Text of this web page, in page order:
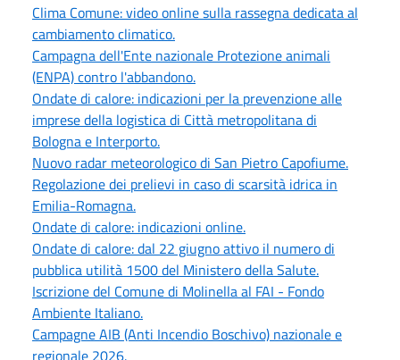
Clima Comune: video online sulla rassegna dedicata al
cambiamento climatico.
Campagna dell'Ente nazionale Protezione animali
(ENPA) contro l'abbandono.
Ondate di calore: indicazioni per la prevenzione alle
imprese della logistica di Città metropolitana di
Bologna e Interporto.
Nuovo radar meteorologico di San Pietro Capofiume.
Regolazione dei prelievi in caso di scarsità idrica in
Emilia-Romagna.
Ondate di calore: indicazioni online.
Ondate di calore: dal 22 giugno attivo il numero di
pubblica utilità 1500 del Ministero della Salute.
Iscrizione del Comune di Molinella al FAI - Fondo
Ambiente Italiano.
Campagne AIB (Anti Incendio Boschivo) nazionale e
regionale 2026.